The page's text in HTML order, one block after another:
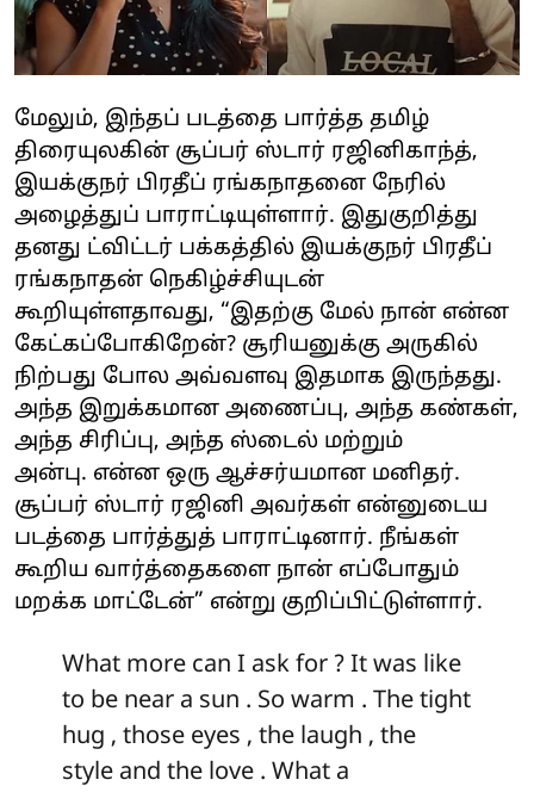
மேலும், இந்தப் படத்தை பார்த்த தமிழ்
திரையுலகின் சூப்பர் ஸ்டார் ரஜினிகாந்த்,
இயக்குநர் பிரதீப் ரங்கநாதனை நேரில்
அழைத்துப் பாராட்டியுள்ளார். இதுகுறித்து
தனது ட்விட்டர் பக்கத்தில் இயக்குநர் பிரதீப்
ரங்கநாதன் நெகிழ்ச்சியுடன்
கூறியுள்ளதாவது, “இதற்கு மேல் நான் என்ன
கேட்கப்போகிறேன்? சூரியனுக்கு அருகில்
நிற்பது போல அவ்வளவு இதமாக இருந்தது.
அந்த இறுக்கமான அணைப்பு, அந்த கண்கள்,
அந்த சிரிப்பு, அந்த ஸ்டைல் மற்றும்
அன்பு. என்ன ஒரு ஆச்சர்யமான மனிதர்.
சூப்பர் ஸ்டார் ரஜினி அவர்கள் என்னுடைய
படத்தை பார்த்துத் பாராட்டினார். நீங்கள்
கூறிய வார்த்தைகளை நான் எப்போதும்
மறக்க மாட்டேன்” என்று குறிப்பிட்டுள்ளார்.
What more can I ask for ? It was like
to be near a sun . So warm . The tight
hug , those eyes , the laugh , the
style and the love . What a